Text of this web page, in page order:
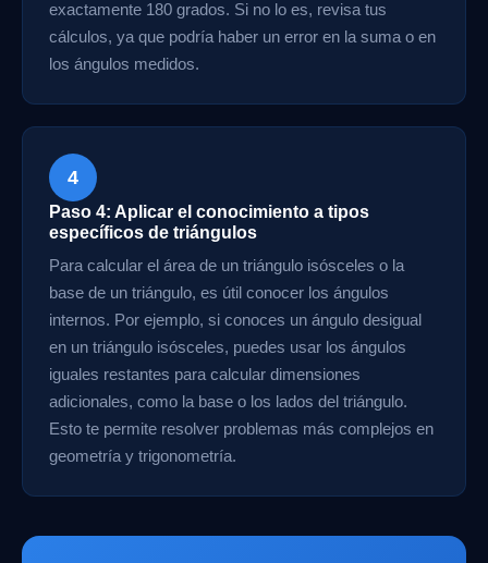
exactamente 180 grados. Si no lo es, revisa tus
cálculos, ya que podría haber un error en la suma o en
los ángulos medidos.
4
Paso 4: Aplicar el conocimiento a tipos
específicos de triángulos
Para calcular el área de un triángulo isósceles o la
base de un triángulo, es útil conocer los ángulos
internos. Por ejemplo, si conoces un ángulo desigual
en un triángulo isósceles, puedes usar los ángulos
iguales restantes para calcular dimensiones
adicionales, como la base o los lados del triángulo.
Esto te permite resolver problemas más complejos en
geometría y trigonometría.